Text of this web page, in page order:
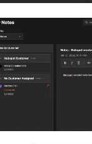
La integración con HubSpot mantiene tus empresas, contactos e interacciones con los clientes perfectamente
sincronizados.
Actualiza un registro de empresa en Monocle y se reflejará automáticamente en HubSpot. Añade notas en
cualquiera de los dos
sistema, y estarán disponibles en todas partes. Tu CRM se convierte en la fuente de la verdad, mientras que
Monocle